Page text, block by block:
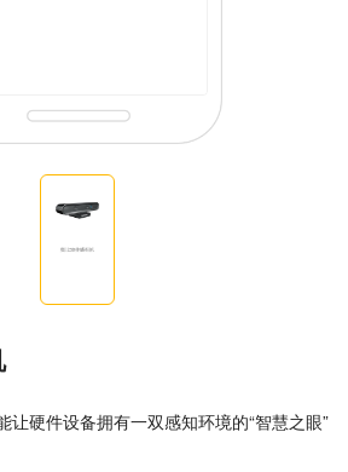
让硬件设备拥有一双感知环境的“智慧之眼”